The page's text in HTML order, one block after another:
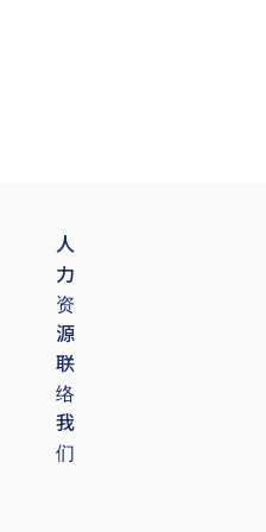
人
力
资
源
联
络
我
们